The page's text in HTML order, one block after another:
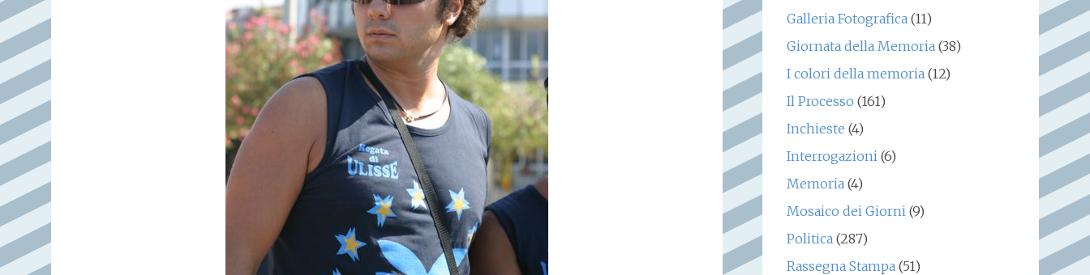
Galleria Fotografica(11)
Giornata della Memoria(38)
I colori della memoria(12)
Il Processo (161)
Inchieste (4)
Interrogazioni(6)
Memoria(4)
Mosaico dei Giorni(9)
Politica(287)
Rassegna Stampa(51)